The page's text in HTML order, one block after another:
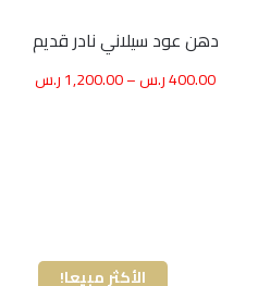
دهن عود سيلاني نادر قديم
400.00ر.س–
1,200.00ر.س
الأكثر مبيعا!